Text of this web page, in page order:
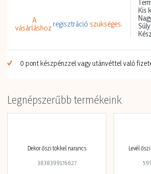
A
vásárláshozregisztráció szükséges.
Kis
0 pont készpénzzel vagy utánvéttel való
Legnépszerűbb termékeink
Dekor őszi tökkel narancs
3838399176627
Levél